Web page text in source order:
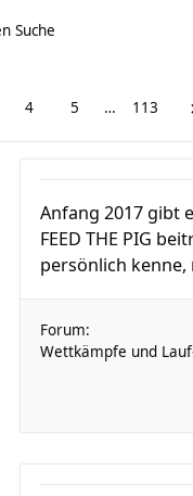
Suche
4 5 … 113
Anfang 2017 gibt
FEED THE PIG
persönlich
Forum:
Wettkämpfe und